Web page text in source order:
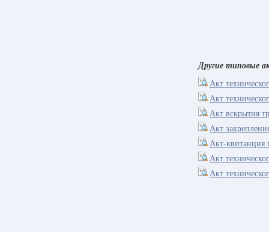
Другие типовые
Акт
Акт
Акт вскрытия
Акт
Акт-квитанция
Акт
Акт